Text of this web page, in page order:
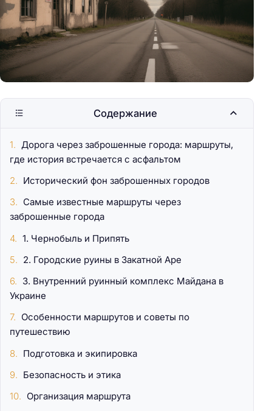
Содержание
Дорога через заброшенные города: маршруты,
где история встречается с асфальтом
Исторический фон заброшенных городов
Самые известные маршруты через
заброшенные города
1. Чернобыль и Припять
2. Городские руины в Закатной Аре
3. Внутренний руинный комплекс Майдана в
Украине
Особенности маршрутов и советы по
путешествию
Подготовка и экипировка
Безопасность и этика
Организация маршрута